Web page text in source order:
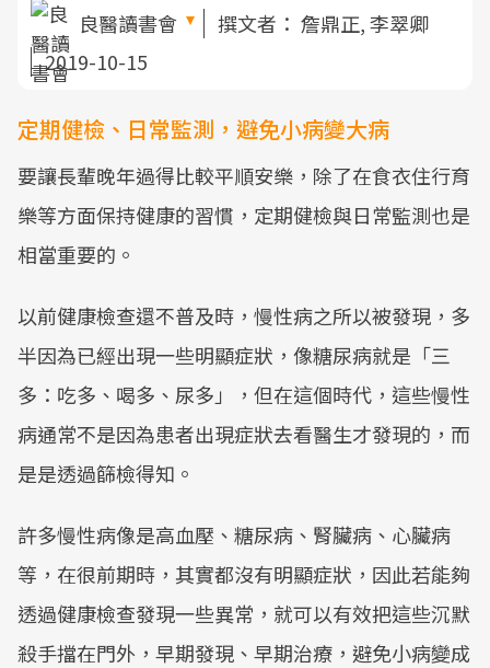
良醫讀書會 撰文者： 詹鼎正, 李翠卿
2019-10-15
定期健檢、日常監測，避免小病變大病
要讓長輩晚年過得比較平順安樂，除了在食衣住行育
樂等方面保持健康的習慣，定期健檢與日常監測也是
相當重要的。
以前健康檢查還不普及時，慢性病之所以被發現，多
半因為已經出現一些明顯症狀，像糖尿病就是「三
多：吃多、喝多、尿多」，但在這個時代，這些慢性
病通常不是因為患者出現症狀去看醫生才發現的，而
是是透過篩檢得知。
許多慢性病像是高血壓、糖尿病、腎臟病、心臟病
等，在很前期時，其實都沒有明顯症狀，因此若能夠
透過健康檢查發現一些異常，就可以有效把這些沉默
殺手擋在門外，早期發現、早期治療，避免小病變成